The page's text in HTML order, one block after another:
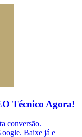
Técnico Agora!
conversão.
Baixe já e